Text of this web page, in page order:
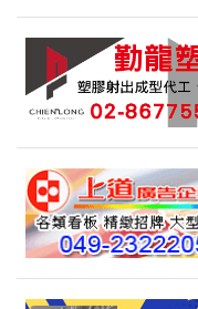
土地設置堆砂籬，以穩固
產業:林業園林
來自:交OO觀OO東OO
***-neyc@tad.gov.tw
請問貴司能否做少量工
產業:包裝包材
來自:連OO電O 詢價
時間:08/07 09:56
***rles.tung@fr4w.com